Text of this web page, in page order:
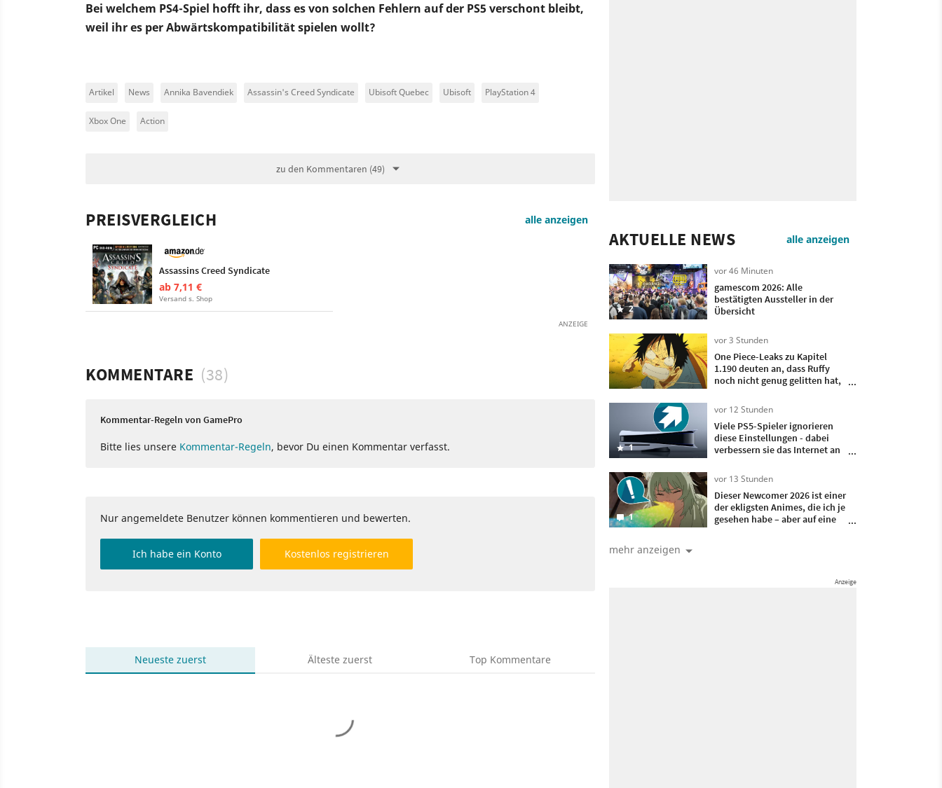
Bei welchem PS4-Spiel hofft ihr, dass es von solchen Fehlern auf der PS5 verschont bleibt,
weil ihr es per Abwärtskompatibilität spielen wollt?
Artikel News Annika Bavendiek Assassin's Creed Syndicate Ubisoft Quebec Ubisoft PlayStation 4
Xbox One Action
zu den Kommentaren (49)
PREISVERGLEICH alle anzeigen
Assassins Creed Syndicate
ab 7,11 €
Versand s. Shop
ANZEIGE
KOMMENTARE (38)
Kommentar-Regeln von GamePro
Bitte lies unsere Kommentar-Regeln, bevor Du einen Kommentar verfasst.
Nur angemeldete Benutzer können kommentieren und bewerten.
Ich habe ein Konto Kostenlos registrieren
Neueste zuerst Älteste zuerst Top Kommentare
AKTUELLE NEWS alle anzeigen
2
vor 46 Minuten
gamescom 2026: Alle
bestätigten Aussteller in der
Übersicht
vor 3 Stunden
One Piece-Leaks zu Kapitel
1.190 deuten an, dass Ruffy
noch nicht genug gelitten hat,
1
vor 12 Stunden
Viele PS5-Spieler ignorieren
diese Einstellungen - dabei
verbessern sie das Internet an
1
vor 13 Stunden
Dieser Newcomer 2026 ist einer
der ekligsten Animes, die ich je
gesehen habe – aber auf eine
mehr anzeigen